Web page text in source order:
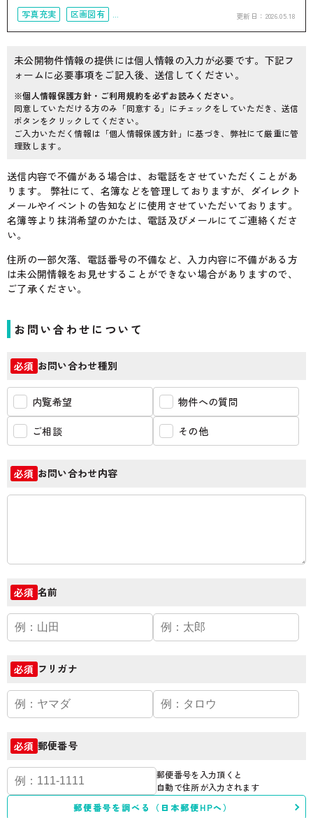
写真充実
区画図有
更新日： 2026.05.18
未公開物件情報の提供には個人情報の入力が必要です。下記フ
ォームに必要事項をご記入後、送信してください。
※個人情報保護方針・ご利用規約を必ずお読みください。
同意していただける方のみ「同意する」にチェックをしていただき、送信
ボタンをクリックしてください。
ご入力いただく情報は「個人情報保護方針」に基づき、弊社にて厳重に管
理致します。
送信内容で不備がある場合は、お電話をさせていただくことがあ
ります。
弊社にて、名簿などを管理しておりますが、ダイレクト
メールやイベントの告知などに使用させていただいております。
名簿等より抹消希望のかたは、電話及びメールにてご連絡くださ
い。
住所の一部欠落、電話番号の不備など、入力内容に不備がある方
は未公開情報をお見せすることができない場合がありますので、
ご了承ください。
お問い合わせについて
必須 お問い合わせ種別
内覧希望 物件への質問
ご相談 その他
必須 お問い合わせ内容
必須 名前
必須 フリガナ
必須 郵便番号
郵便番号を入力頂くと
自動で住所が入力されます
郵便番号を調べる（日本郵便HPへ）